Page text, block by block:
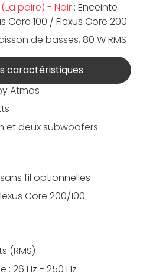
(La paire) - Noir : Enceinte
Core 100 / Flexus Core 200
de basses, 80 W RMS
caractéristiques
Atmos
et deux subwoofers
fil optionnelles
Core 200/100
(RMS)
: 26 Hz - 250 Hz